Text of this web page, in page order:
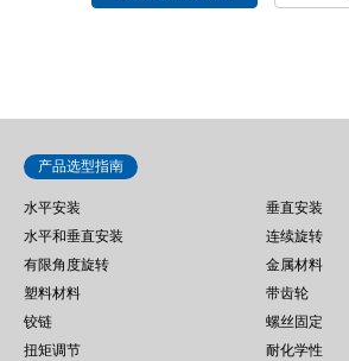
产品选型指南
水平安装
垂直安装
水平和垂直安装
连续旋转
有限角度旋转
金属材料
塑料材料
带齿轮
铰链
螺丝固定
扭矩调节
耐化学性